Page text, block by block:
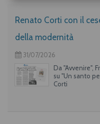
Renato Corti con il
della modernità
31/07/2026
Da "Avvenire",
su "Un santo
Corti